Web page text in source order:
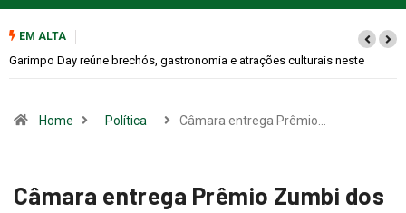
EM ALTA
Bugonia transforma paranoia e conspiração em um suspense imprevisível
Home Política Câmara entrega Prêmio…
Câmara entrega Prêmio Zumbi dos